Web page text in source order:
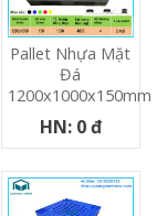
Pallet Nhựa Mặt
Đá
1200x1000x150mm
HN: 0 đ